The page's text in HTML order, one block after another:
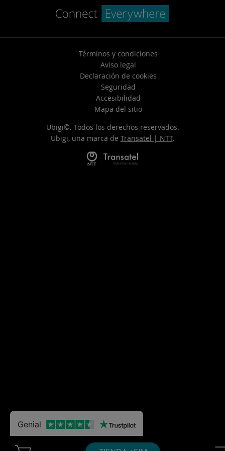
Términos y condiciones
Aviso legal
Declaración de cookies
Seguridad
Accesibilidad
Mapa del sitio
Ubigi©. Todos los derechos reservados.
Ubigi, una marca de Transatel | NTT.
Genial